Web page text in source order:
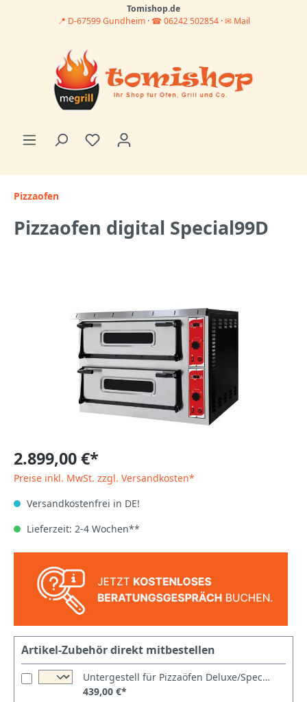
Tomishop.de
📍 D-67599 Gundheim · ☎ 06242 502854·✉ Mail
Pizzaofen
Pizzaofen digital Special99D
2.899,00 €*
Preise inkl. MwSt. zzgl. Versandkosten*
Versandkostenfrei in DE!
Lieferzeit: 2-4 Wochen**
Artikel-Zubehör direkt mitbestellen
Untergestell für Pizzaöfen Deluxe/Special/Power/Italia/Master 99
439,00 €*